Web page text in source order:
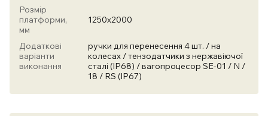
Розмір
платформи,
мм
1250х2000
Додаткові
варіанти
виконання
ручки для перенесення 4 шт. / на
колесах / тензодатчики з нержавіючої
сталі (ІР68) / вагопроцесор SE-01 / N /
18 / RS (IP67)